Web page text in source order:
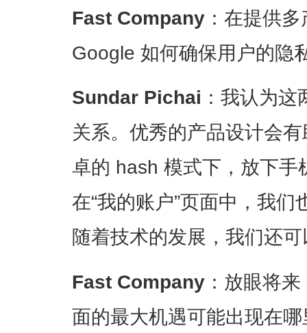
Fast Company ：在提供
Google 如何确保用户的隐
Sundar Pichai ：我认为
关系。优秀的产品设计会
卓的 hash 模式下，放下手
在“我的账户”页面中，我
随着技术的发展，我们还
Fast Company ：放眼将
面的最大机遇可能出现在哪